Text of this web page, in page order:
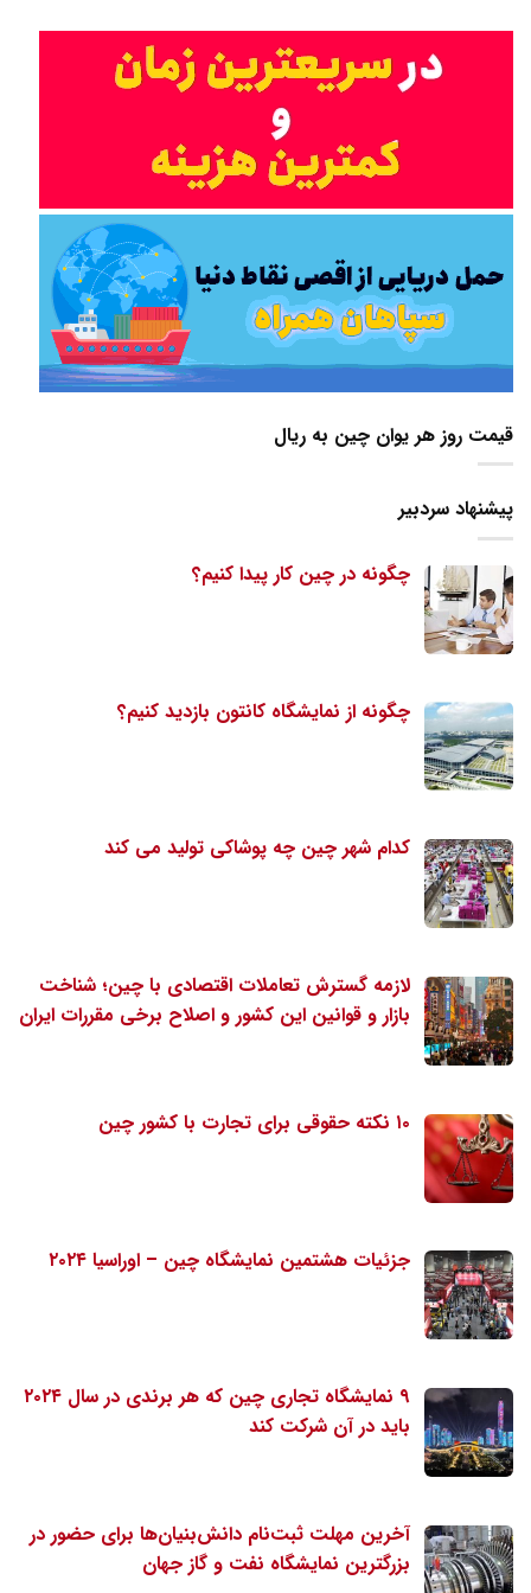
قیمت روز هر یوان چین به ریال
پیشنهاد سردبیر
چگونه در چین کار پیدا کنیم؟
چگونه از نمایشگاه کانتون بازدید کنیم؟
کدام شهر چین چه پوشاکی تولید می کند
لازمه گسترش تعاملات اقتصادی با چین؛ شناخت
بازار و قوانین این کشور و اصلاح برخی مقررات ایران
۱۰ نکته حقوقی برای تجارت با کشور چین
جزئیات هشتمین نمایشگاه چین – اوراسیا ۲۰۲۴
۹ نمایشگاه تجاری چین که هر برندی در سال ۲۰۲۴
باید در آن شرکت کند
آخرین مهلت ثبت‌نام دانش‌بنیان‌ها برای حضور در
بزرگترین نمایشگاه نفت و گاز جهان